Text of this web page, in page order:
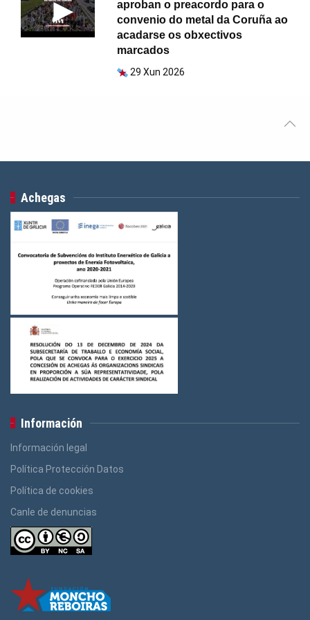
aproban o preacordo para o
convenio do metal da Coruña ao
acadarse os obxectivos
marcados
29 Xun 2026
Achegas
Información
Información legal
Política Protección Datos
Política de cookies
Canle de denuncias